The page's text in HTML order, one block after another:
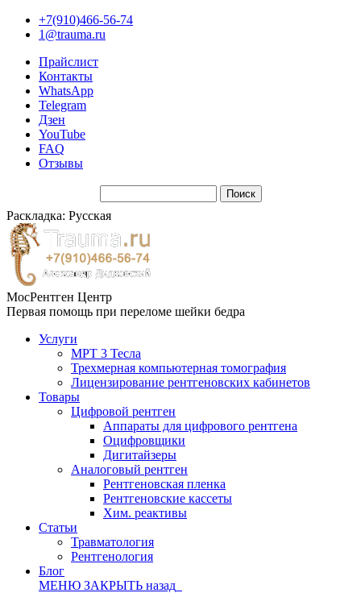
+7(910)466-56-74
1@trauma.ru
Прайслист
Контакты
WhatsApp
Telegram
Дзен
YouTube
FAQ
Отзывы
Раскладка: Русская
МосРентген Центр
Первая помощь при переломе шейки бедра
Услуги
МРТ 3 Тесла
Трехмерная компьютерная томография
Лицензирование рентгеновских кабинетов
Товары
Цифровой рентген
Аппараты для цифрового рентгена
Оцифровщики
Дигитайзеры
Аналоговый рентген
Рентгеновская пленка
Рентгеновские кассеты
Хим. реактивы
Статьи
Травматология
Рентгенология
Блог
МЕНЮ ЗАКРЫТЬ назад